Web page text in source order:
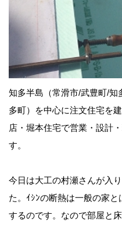
知多半島（常滑市/武豊町/知
多町）を中心に注文住宅を
店・堀本住宅で営業・設計
す。
今日は大工の村瀬さんが入
た。ｲｼﾝの断熱は一般の家
するのです。なので部屋と